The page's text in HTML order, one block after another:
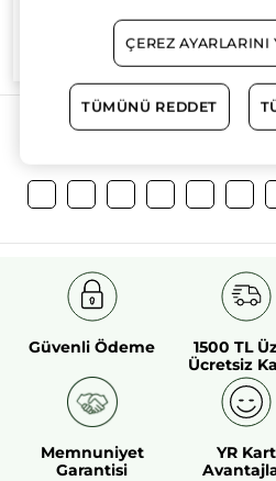
%100
aktifler
Daha Fazlasını
Güvenli Ödeme
1500 TL
Ücretsiz
Memnuniyet
Garantisi
YR Kart
ÇEREZ
TÜMÜNÜ REDDET